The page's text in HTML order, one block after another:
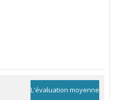
L'évaluation moyenne